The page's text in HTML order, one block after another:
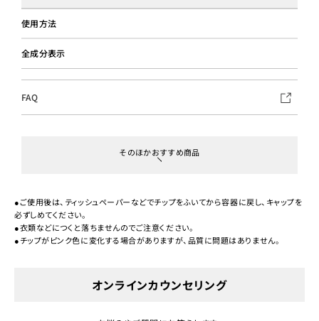
使用方法
全成分表示
FAQ
そのほかおすすめ商品
●ご使用後は、ティッシュペーパーなどでチップをふいてから容器に戻し、キャップを
必ずしめてください。
●衣類などにつくと落ちませんのでご注意ください。
●チップがピンク色に変化する場合がありますが、品質に問題はありません。
オンラインカウンセリング